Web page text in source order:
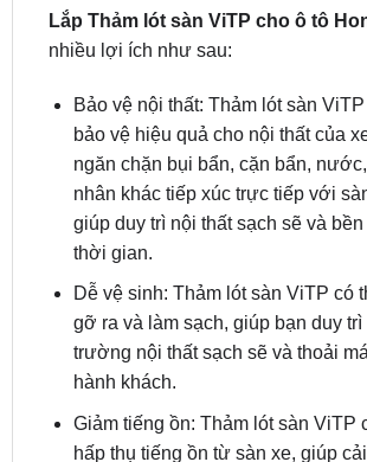
Bảo vệ nội thất: Thảm lót sàn ViTP
ngăn chặn bụi bẩn, cặn bẩn,
nhân khác tiếp xúc trực tiếp với
giúp duy trì nội thất sạch sẽ và bền
thời gian.
Dễ vệ sinh: Thảm lót sàn ViTP có
gỡ ra và làm sạch, giúp bạn duy trì
trường nội thất sạch sẽ và thoải
hành khách.
Giảm tiếng ồn: Thảm lót sàn ViTP
hấp thụ tiếng ồn từ sàn xe, giúp cải
nghiệm lái xe bằng cách làm cho
tĩnh hơn.